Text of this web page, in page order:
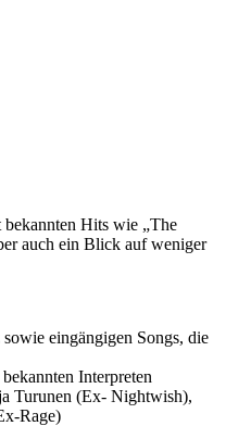
Hits wie „The
auch ein Blick auf weniger
eingängigen Songs, die
Interpreten
Turunen (Ex- Nightwish),
Rage)